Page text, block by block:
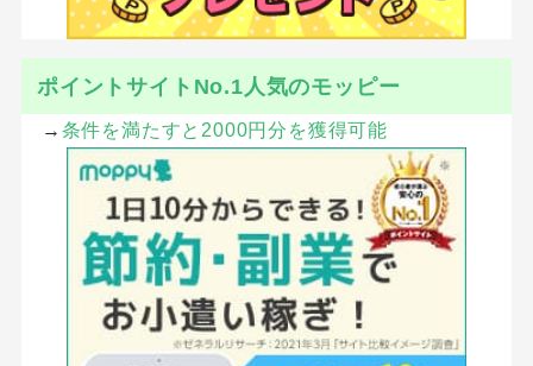
ポイントサイトNo.1人気のモッピー
→ 条件を満たすと2000円分を獲得可能